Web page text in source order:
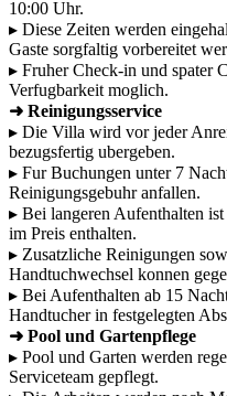
10:00 Uhr.
▸ Diese Zeiten werden
Gaste sorgfaltig vorbereitet
▸ Fruher Check-in und spater
Verfugbarkeit moglich.
➜ Reinigungsservice
▸ Die Villa wird vor jeder
bezugsfertig ubergeben.
▸ Fur Buchungen unter 7
Reinigungsgebuhr anfallen.
▸ Bei langeren Aufenthalten
im Preis enthalten.
▸ Zusatzliche Reinigungen
Handtuchwechsel konnen
▸ Bei Aufenthalten ab 15
Handtucher in festgelegten
➜ Pool und Gartenpflege
▸ Pool und Garten werden
Serviceteam gepflegt.